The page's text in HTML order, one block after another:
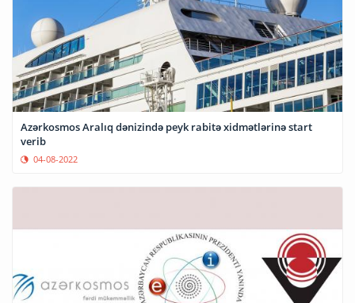
Azərkosmos Aralıq dənizində peyk rabitə xidmətlərinə start
verib
04-08-2022